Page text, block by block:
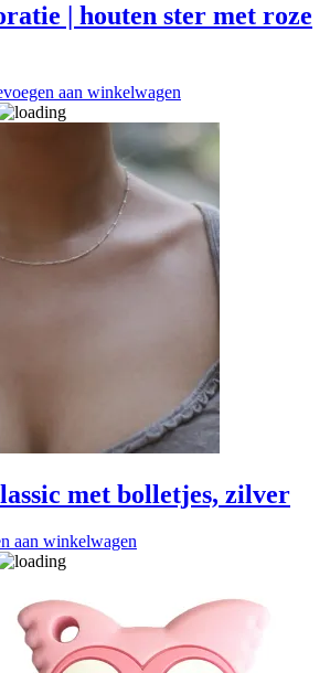
| houten ster met roze
aan winkelwagen
met bolletjes, zilver
aan winkelwagen